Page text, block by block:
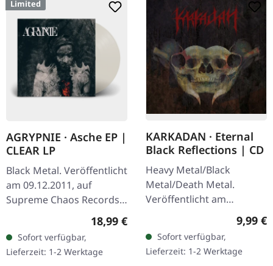
Limited
AGRYPNIE · Asche EP |
CLEAR LP
Black Metal. Veröffentlicht
am 09.12.2011, auf
Supreme Chaos Records.
Transparentes Vinyl im
Gatefold-Cover, limitiert
auf 400 Exemplare, 180g
Vinyl.…
Regulärer Preis:
18,99 €
Sofort verfügbar,
Lieferzeit: 1-2 Werktage
KARKADAN · Eternal
Black Reflections | CD
Heavy Metal/Black
Metal/Death Metal.
Veröffentlicht am
19.01.2002, auf Supreme
Chaos Records. CD im
Jewelcase. Neuauflage mit
neuem Artwork,…
9,99 €
Sofort verfügbar,
Lieferzeit: 1-2 Werktage